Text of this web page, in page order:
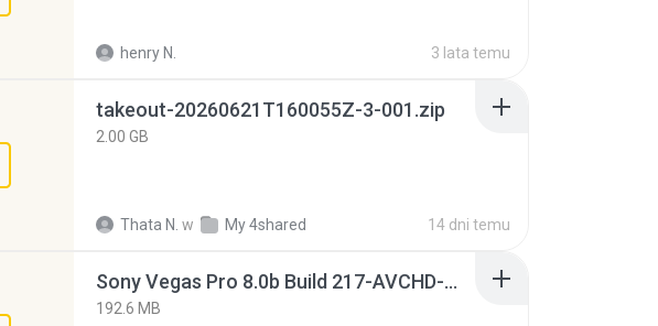
henry N. 3 lata temu
takeout-20260621T160055Z-3-001.zip
2.00 GB
Thata N. w My 4shared 14 dni temu
Sony Vegas Pro 8.0b Build 217-AVCHD-MPG-AC3 FIXED.7z
192.6 MB